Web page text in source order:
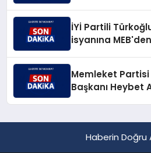
İYİ Partili
isyanına
Memleket
Başkanı
Haberin Doğru